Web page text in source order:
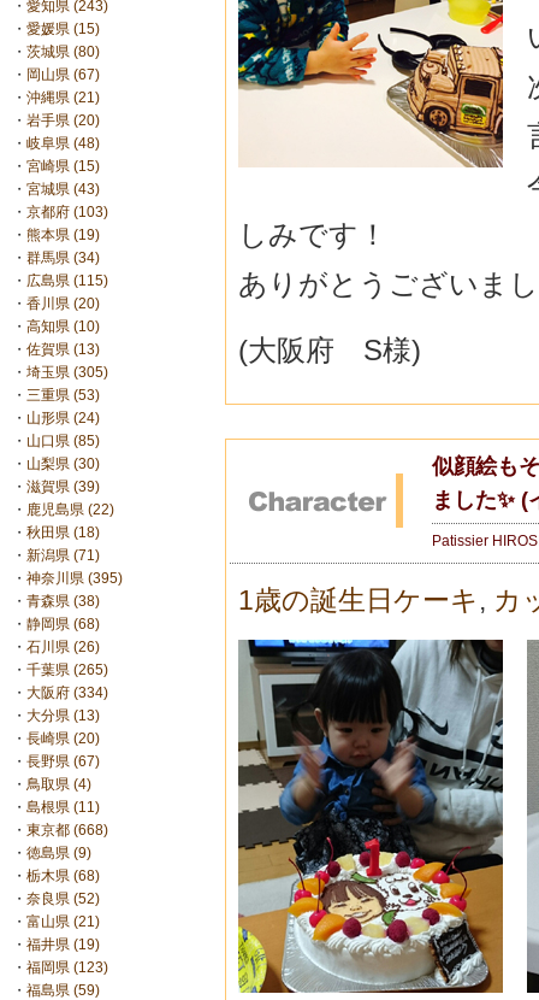
・ 愛知県 (243)
・ 愛媛県 (15)
・ 茨城県 (80)
・ 岡山県 (67)
・ 沖縄県 (21)
・ 岩手県 (20)
・ 岐阜県 (48)
・ 宮崎県 (15)
・ 宮城県 (43)
・ 京都府 (103)
・ 熊本県 (19)
・ 群馬県 (34)
・ 広島県 (115)
・ 香川県 (20)
・ 高知県 (10)
・ 佐賀県 (13)
・ 埼玉県 (305)
・ 三重県 (53)
・ 山形県 (24)
・ 山口県 (85)
・ 山梨県 (30)
・ 滋賀県 (39)
・ 鹿児島県 (22)
・ 秋田県 (18)
・ 新潟県 (71)
・ 神奈川県 (395)
・ 青森県 (38)
・ 静岡県 (68)
・ 石川県 (26)
・ 千葉県 (265)
・ 大阪府 (334)
・ 大分県 (13)
・ 長崎県 (20)
・ 長野県 (67)
・ 鳥取県 (4)
・ 島根県 (11)
・ 東京都 (668)
・ 徳島県 (9)
・ 栃木県 (68)
・ 奈良県 (52)
・ 富山県 (21)
・ 福井県 (19)
・ 福岡県 (123)
・ 福島県 (59)
しみです！
ありがとうございま
(大阪府 S様)
似顔絵も
ました✨ (
Patissier
1歳の誕生日ケーキ , カ